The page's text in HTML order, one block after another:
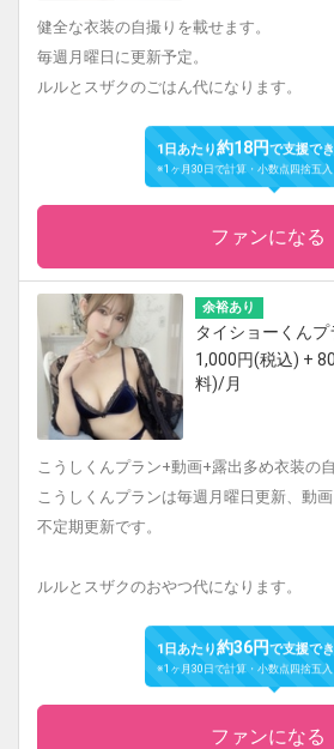
健全な衣装の自撮りを載せます。
毎週月曜日に更新予定。
ルルとスザクのごはん代になります。
1日あたり約18円 で支援で
※1ヶ月30日で計算・小数点四捨五入
ファンになる
余裕あり
タイショーくんプ
1,000円(税込) +
料)/月
こうしくんプラン+動画+露出多め衣装の
こうしくんプランは毎週月曜日更新、動
不定期更新です。
ルルとスザクのおやつ代になります。
1日あたり約36円 で支援で
※1ヶ月30日で計算・小数点四捨五入
ファンになる